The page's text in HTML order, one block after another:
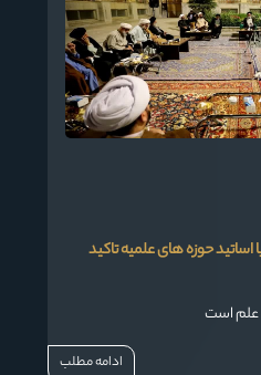
حوزه های علمیه تاکید
علم است
ادامه مطلب